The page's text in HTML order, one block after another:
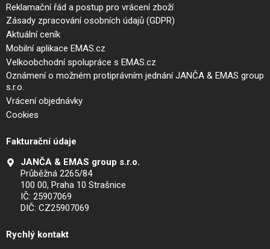
Reklamační řád a postup pro vrácení zboží
Zásady zpracování osobních údajů (GDPR)
Aktuální ceník
Mobilní aplikace EMAS.cz
Velkoobchodní spolupráce s EMAS.cz
Oznámení o možném protiprávním jednání JANČA & EMAS group
s.r.o.
Vrácení objednávky
Cookies
Fakturační údaje
JANČA & EMAS group s.r.o.
Průběžná 2265/84
100 00, Praha 10 Strašnice
IČ: 25907069
DIČ: CZ25907069
Rychlý kontakt